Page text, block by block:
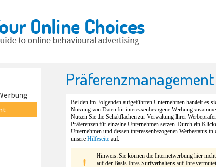
Präferenzmanagement
Bei den im Folgenden aufgeführten Unternehmen handelt es
Nutzung von Daten für interessenbezogene Werbung
Nutzen Sie die Schaltflächen zur Verwaltung Ihrer
Präferenzen für einzelne Unternehmen setzen. Durch ein
Unternehmen und dessen interessenbezogenen Werbestatus
unsere Hilfeseite auf.
Hinweis: Sie können die Internetwerbung hier
auf der Basis Ihres Surfverhaltens auf Ihre